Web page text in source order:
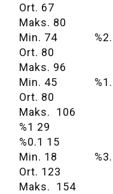
Ort. 67
Maks. 80
Min. 74
Ort. 80
Maks. 96
Min. 45
Ort. 80
Maks. 106
%1 29
%0.1 15
Min. 18
Ort. 123
Maks. 154